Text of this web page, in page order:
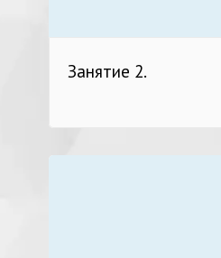
Занятие 2.